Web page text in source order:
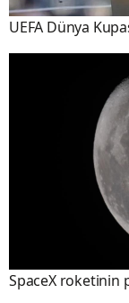
UEFA Dünya
SpaceX roketinin